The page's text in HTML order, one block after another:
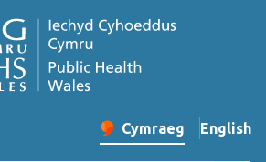
Newid iaith y wefan
Cymraeg English
–